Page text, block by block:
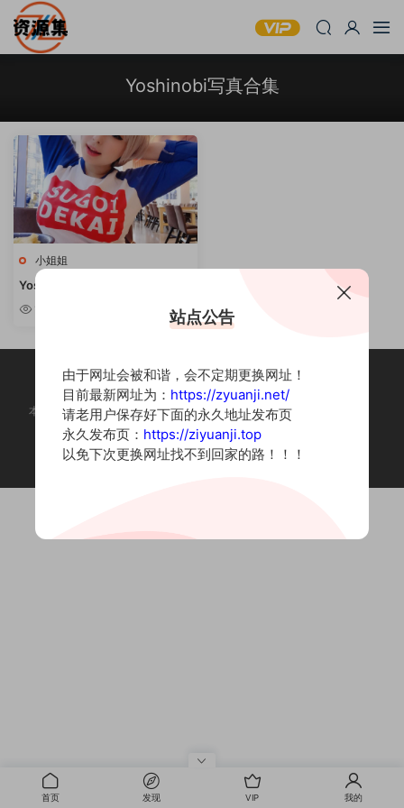
Yoshinobi写真合集
小姐姐
Yoshinobi – 性感写真作品合集
[持续更新]
本站为摄影写真图片网站，内容来自网络收集整理，仅作个人学习使用。
如有违法内容请联系删除
Copyright © 2022 资源集
首页 发现 VIP 我的
站点公告
由于网址会被和谐，会不定期更换网址！
目前最新网址为： https://zyuanji.net/
请老用户保存好下面的永久地址发布页
永久发布页： https://ziyuanji.top
以免下次更换网址找不到回家的路！！！